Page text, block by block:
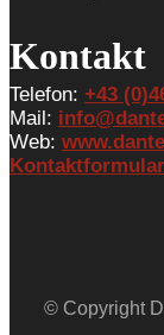
Kontakt
Telefon: +43
Mail:
Web:
Kontaktformular
© Copyright